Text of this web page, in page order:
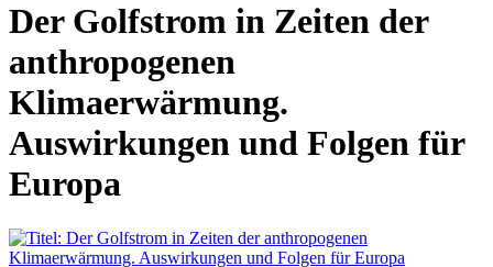
Der Golfstrom in Zeiten der
anthropogenen
Klimaerwärmung.
Auswirkungen und Folgen für
Europa